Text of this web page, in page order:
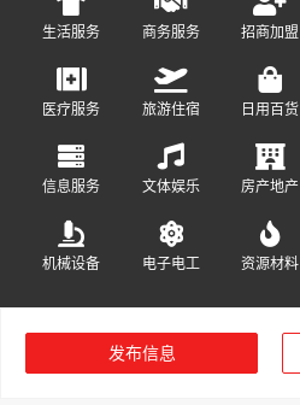
生活服务 商务服务 招商加盟
医疗服务 旅游住宿 日用百货
信息服务 文体娱乐 房产地产
机械设备 电子电工 资源材料
发布信息